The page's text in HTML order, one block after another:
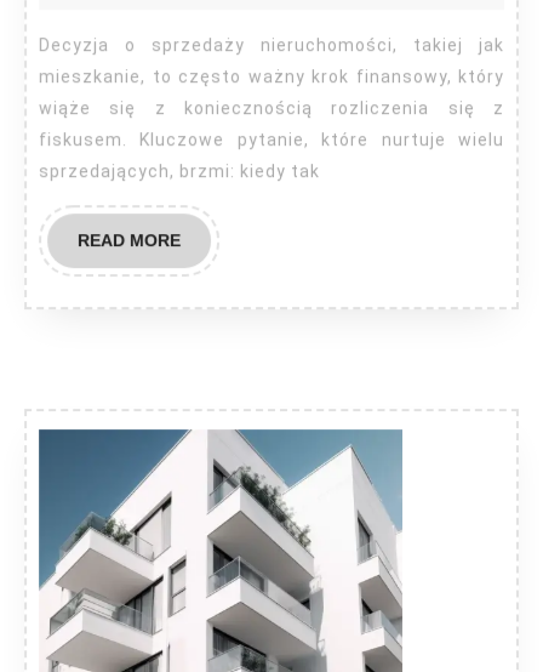
mieszkania?
Decyzja o sprzedaży nieruchomości, takiej jak
mieszkanie, to często ważny krok finansowy, który
wiąże się z koniecznością rozliczenia się z
fiskusem. Kluczowe pytanie, które nurtuje wielu
sprzedających, brzmi: kiedy tak
READ MOREREAD
MORE